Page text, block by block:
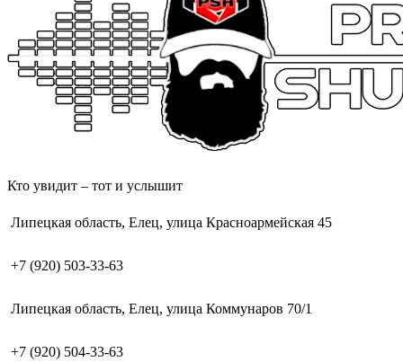
Кто увидит – тот и услышит
Липецкая область, Елец, улица Красноармейская 45
+7 (920) 503-33-63
Липецкая область, Елец, улица Коммунаров 70/1
+7 (920) 504-33-63